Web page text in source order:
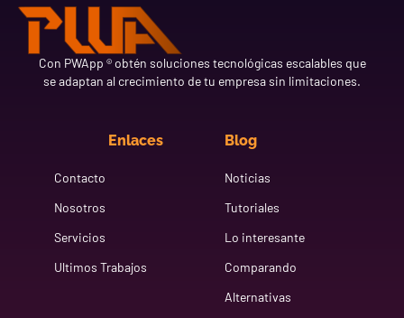
Con PWApp ® obtén soluciones tecnológicas escalables que
se adaptan al crecimiento de tu empresa sin limitaciones.
Enlaces
Contacto
Nosotros
Servicios
Ultimos Trabajos
Blog
Noticias
Tutoriales
Lo interesante
Comparando
Alternativas